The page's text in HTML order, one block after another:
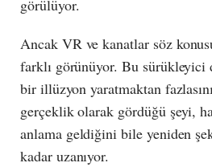
görülüyor.
Ancak VR ve kanatlar söz
farklı görünüyor. Bu sürükleyici
bir illüzyon yaratmaktan
gerçeklik olarak gördüğü şeyi,
anlama geldiğini bile yeniden
kadar uzanıyor.